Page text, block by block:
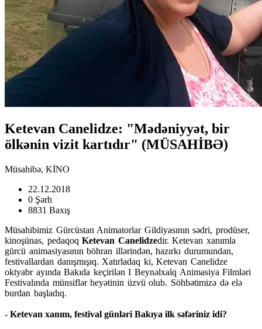
Ketevan Canelidze: "Mədəniyyət, bir
ölkənin vizit kartıdır" (MÜSAHİBƏ)
Müsahibə, KİNO
22.12.2018
0 Şərh
8831 Baxış
Müsahibimiz Gürcüstan Animatorlar Gildiyasının sədri, prodüser,
kinoşünas, pedaqoqKetevan Canelidzedir. Ketevan xanımla
gürcü animasiyasının böhran illərindən, hazırkı durumundan,
festivallardan danışmışıq. Xatırladaq ki, Ketevan Canelidze
oktyabr ayında Bakıda keçirilən I Beynəlxalq Animasiya Filmləri
Festivalında münsiflər heyətinin üzvü olub. Söhbətimizə də elə
burdan başladıq.
- Ketevan xanım, festival günləri Bakıya ilk səfəriniz idi?